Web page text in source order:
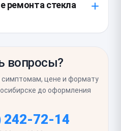
Также стоит сразу
динамиков и
что при падении
ремонта стекла
Затем проверьте
прилегания стекла
или пузырей под
вопросы?
цене и формату
до оформления
242-72-14